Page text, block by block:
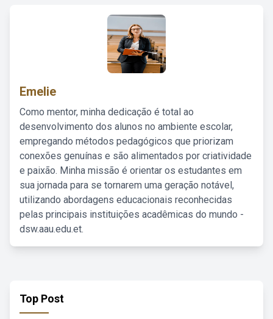
Emelie
Como mentor, minha dedicação é total ao
desenvolvimento dos alunos no ambiente escolar,
empregando métodos pedagógicos que priorizam
conexões genuínas e são alimentados por criatividade
e paixão. Minha missão é orientar os estudantes em
sua jornada para se tornarem uma geração notável,
utilizando abordagens educacionais reconhecidas
pelas principais instituições acadêmicas do mundo -
dsw.aau.edu.et.
Top Post